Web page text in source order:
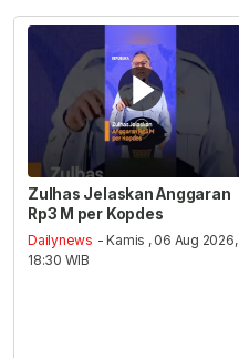
Zulhas Jelaskan Anggaran
Rp3 M per Kopdes
Dailynews - Kamis , 06 Aug 2026,
18:30 WIB